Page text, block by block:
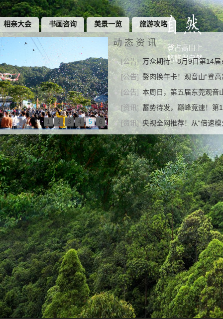
相亲大会 书画咨询 美景一览 旅游攻略
动态资讯
1 2 3 4 5 6
[公告] 万众期待！8月9日第14
[公告] 赘肉换年卡！观音山“登
[公告] 本周日，第五届东莞观音
[资讯] 蓄势待发，巅峰竞速！第
[资讯] 央视全网推荐！从“倍速模
帮助中心 | 购票须知 | 联系我们 | 人才招聘 | 项目招商 | 友情链接